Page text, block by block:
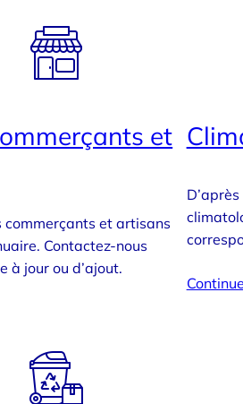
et
commerçants et artisans
Contactez-nous
à jour ou d’ajout.